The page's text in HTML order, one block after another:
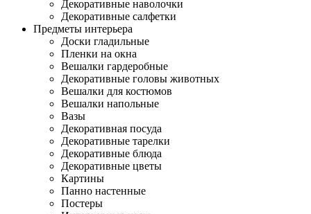
Декоративные наволочки
Декоративные салфетки
Предметы интерьера
Доски гладильные
Пленки на окна
Вешалки гардеробные
Декоративные головы животных
Вешалки для костюмов
Вешалки напольные
Вазы
Декоративная посуда
Декоративные тарелки
Декоративные блюда
Декоративные цветы
Картины
Панно настенные
Постеры